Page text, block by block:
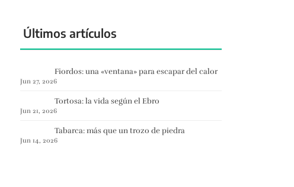
Últimos artículos
Fiordos: una «ventana» para escapar del calor
Jun 27, 2026
Tortosa: la vida según el Ebro
Jun 21, 2026
Tabarca: más que un trozo de piedra
Jun 14, 2026